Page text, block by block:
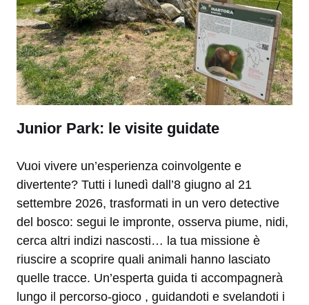
Junior Park: le visite guidate
Vuoi vivere un’esperienza coinvolgente e
divertente? Tutti i lunedì dall’8 giugno al 21
settembre 2026, trasformati in un vero detective
del bosco: segui le impronte, osserva piume, nidi,
cerca altri indizi nascosti… la tua missione è
riuscire a scoprire quali animali hanno lasciato
quelle tracce. Un’esperta guida ti accompagnerà
lungo il percorso-gioco , guidandoti e svelandoti i